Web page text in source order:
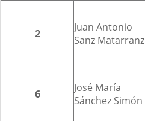
2
Juan Antonio
Sanz Matarranz
6
José María
Sánchez Simón